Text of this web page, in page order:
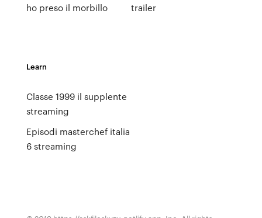
ho preso il morbillo
trailer
Learn
Classe 1999 il supplente
streaming
Episodi masterchef italia
6 streaming